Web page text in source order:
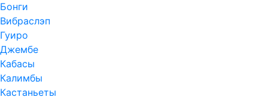
Бонги
Вибраслэп
Гуиро
Джембе
Кабасы
Калимбы
Кастаньеты